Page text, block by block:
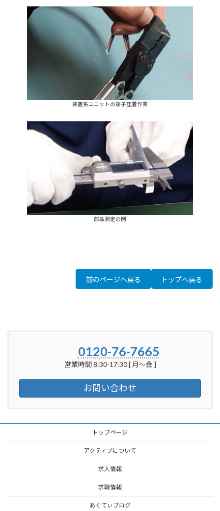
装置系ユニットの端子圧着作業
部品測定の例
前のページへ戻る トップへ戻る
0120-76-7665
営業時間 8:30-17:30 [ 月～金 ]
お問い合わせ
トップページ
アクティブについて
求人情報
求職情報
あくてぃブログ